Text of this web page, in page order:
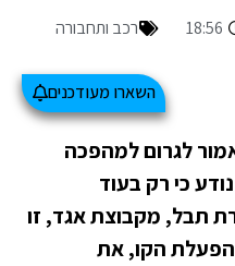
18:56 רכב ותחבורה
השארו מעודכנים
לגרום למהפכה
כי רק בעוד
תבל, מקבוצת אגד, זו
הפעלת הקו, את